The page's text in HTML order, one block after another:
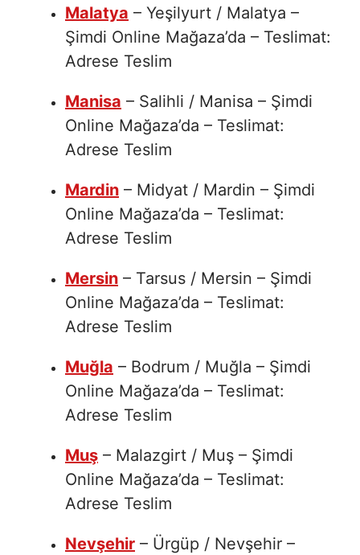
Malatya – Yeşilyurt / Malatya –
Şimdi Online Mağaza’da – Teslimat:
Adrese Teslim
Manisa – Salihli / Manisa – Şimdi
Online Mağaza’da – Teslimat:
Adrese Teslim
Mardin – Midyat / Mardin – Şimdi
Online Mağaza’da – Teslimat:
Adrese Teslim
Mersin – Tarsus / Mersin – Şimdi
Online Mağaza’da – Teslimat:
Adrese Teslim
Muğla – Bodrum / Muğla – Şimdi
Online Mağaza’da – Teslimat:
Adrese Teslim
Muş – Malazgirt / Muş – Şimdi
Online Mağaza’da – Teslimat:
Adrese Teslim
Nevşehir – Ürgüp / Nevşehir –